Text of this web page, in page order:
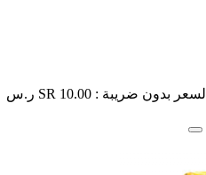
السعر بدون ضريبة : SR 10.00 ر.س